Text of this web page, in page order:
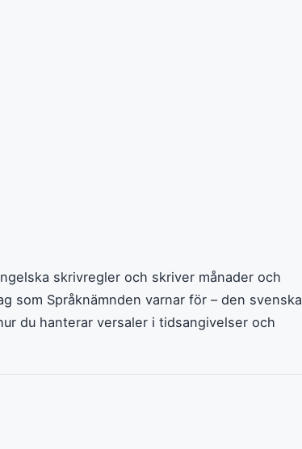
skrivregler och skriver månader och
som Språknämnden varnar för – den svenska
du hanterar versaler i tidsangivelser och